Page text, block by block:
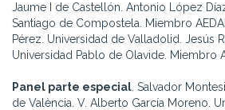
Jaume I de Castellón. Antonio López
Santiago de Compostela. Miembro
Pérez. Universidad de Valladolid. Jesús
Universidad Pablo de Olavide. Miembro
Panel parte especial . Salvador
de València. V. Alberto García Moreno.